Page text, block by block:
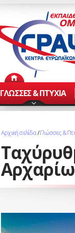
ΓΛΩΣΣΕΣ & ΠΤΥΧΙΑ
Αρχική σελίδα/Γλώσσες &